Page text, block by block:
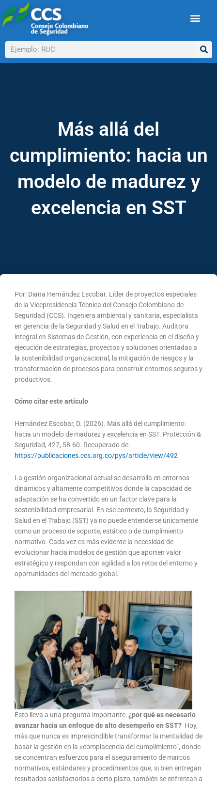
al
contenido
Buscar
Más allá del
cumplimiento: hacia un
modelo de madurez y
excelencia en SST
Por: Diana Hernández Escobar. Líder de proyectos especiales
de la Vicepresidencia Técnica del Consejo Colombiano de
Seguridad (CCS). Ingeniera ambiental y sanitaria, especialista
en gerencia de la Seguridad y Salud en el Trabajo. Auditora
integral en Sistemas de Gestión, con experiencia en el diseño y
ejecución de estrategias, proyectos y soluciones orientadas a
la sostenibilidad organizacional, la mitigación de riesgos y la
transformación de procesos para construir entornos seguros y
productivos.
Cómo citar este artículo
Hernández Escobar, D. (2026). Más allá del cumplimiento:
hacia un modelo de madurez y excelencia en SST. Protección &
Seguridad, 427, 58-60. Recuperado de:
https://publicaciones.ccs.org.co/pys/article/view/492
La gestión organizacional actual se desarrolla en entornos
dinámicos y altamente competitivos donde la capacidad de
adaptación se ha convertido en un factor clave para la
sostenibilidad empresarial. En ese contexto, la Seguridad y
Salud en el Trabajo (SST) ya no puede entenderse únicamente
como un proceso de soporte, estático o de cumplimiento
normativo. Cada vez es más evidente la necesidad de
evolucionar hacia modelos de gestión que aporten valor
estratégico y respondan con agilidad a los retos del entorno y
oportunidades del mercado global.
Esto lleva a una pregunta importante:¿por qué es necesario
avanzar hacia un enfoque de alto desempeño en SST? Hoy,
más que nunca es imprescindible transformar la mentalidad de
basar la gestión en la «complacencia del cumplimiento”, donde
se concentran esfuerzos para el aseguramiento de marcos
normativos, estándares y procedimientos que, si bien entregan
resultados satisfactorios a corto plazo, también se enfrentan a